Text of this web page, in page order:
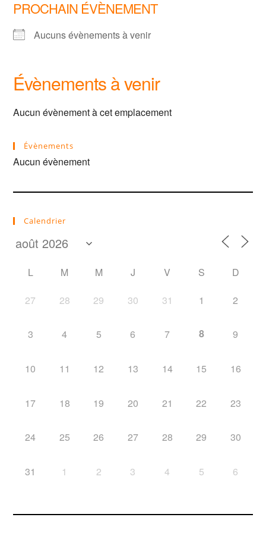
PROCHAIN ÉVÈNEMENT
Aucuns évènements à venir
Évènements à venir
Aucun évènement à cet emplacement
Évènements
Aucun évènement
Calendrier
L M M J V S D
27 28 29 30 31 1 2
3 4 5 6 7 8 9
10 11 12 13 14 15 16
17 18 19 20 21 22 23
24 25 26 27 28 29 30
31 1 2 3 4 5 6